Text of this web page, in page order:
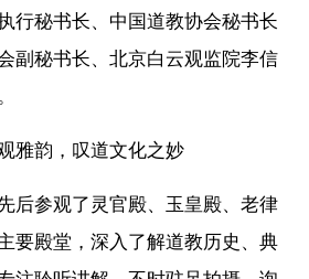
行秘书长、中国道教协会秘书长
副秘书长、北京白云观监院李信
雅韵，叹道文化之妙
后参观了灵官殿、玉皇殿、老律
要殿堂，深入了解道教历史、典